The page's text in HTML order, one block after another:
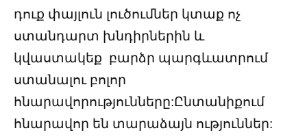
դուք փայլուն լուծումներ կտաք ոչ
ստանդարտ խնդիրներին և
կվաստակեք բարձր պարգևատրում
ստանալու բոլոր
հնարավորությունները:Ընտանիքում
հնարավոր են տարաձայն ություններ: